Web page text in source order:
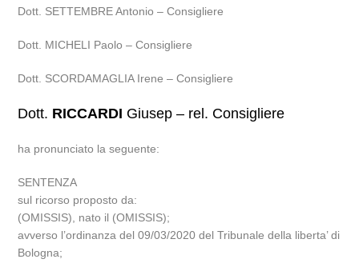
Dott. SETTEMBRE Antonio – Consigliere
Dott. MICHELI Paolo – Consigliere
Dott. SCORDAMAGLIA Irene – Consigliere
Dott. RICCARDI Giusep – rel. Consigliere
ha pronunciato la seguente:
SENTENZA
sul ricorso proposto da:
(OMISSIS), nato il (OMISSIS);
avverso l’ordinanza del 09/03/2020 del Tribunale della liberta’ di
Bologna;